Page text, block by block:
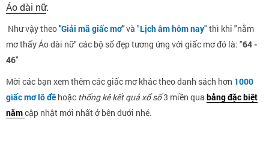
Áo dài nữ.
Như vậy theo"Giải mã giấc mơ"và "Lịch âm hôm nay" thì khi "nằm
mơ thấy Áo dài nữ" các bộ số đẹp tương ứng với giấc mơ đó là: "64 -
46"
Mời các bạn xem thêm các giấc mơ khác theo danh sách hơn 1000
giấc mơ lô đề hoặc thống kê kết quả xổ số3 miền qua bảng đặc biệt
nămcập nhật mới nhất ở bên dưới nhé.